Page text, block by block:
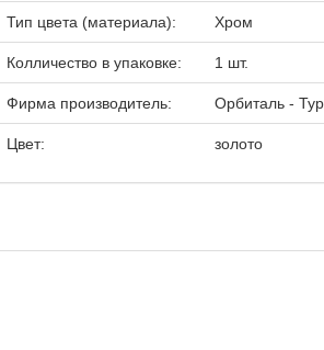
Тип цвета (материала): Хром
Колличество в упаковке: 1 шт.
Фирма производитель: Орбиталь -
Цвет: золото